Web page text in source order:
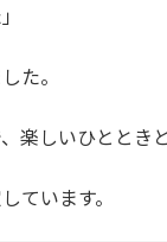
た。
楽しいひととき
ています。